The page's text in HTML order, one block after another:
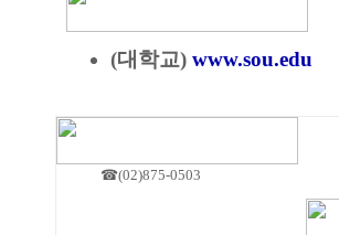
(대학교) www.sou.edu
☎(02)875-0503